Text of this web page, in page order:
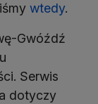
wtedy.
Gwóźdź
Serwis
dotyczy